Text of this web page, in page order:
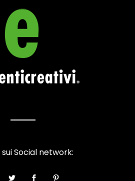
sui Social network: